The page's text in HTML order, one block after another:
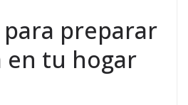
para preparar
en tu hogar